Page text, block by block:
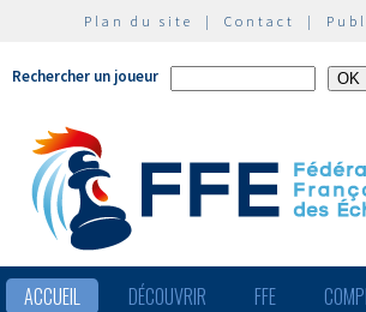
Plan du site | Contact |
Rechercher un joueur
ACCUEIL DÉCOUVRIR FFE